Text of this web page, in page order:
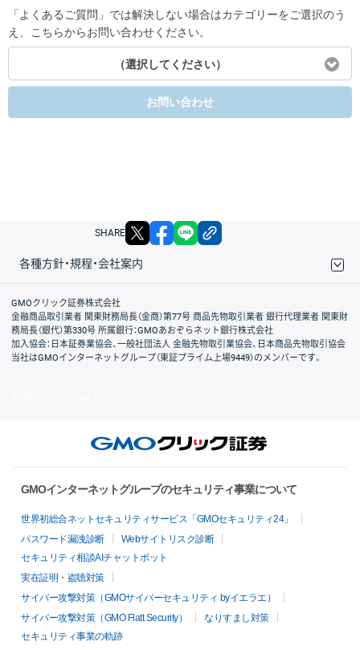
「よくあるご質問」では解決しない場合はカテゴリーをご選択のう
え、こちらからお問い合わせください。
（選択してください）
お問い合わせ
SHARE X facebook
各種方針・規程・会社案内
取引規程・約款
サイトマップ
その他のご案内
個人情報保護方針
最良執行方針
サイトのご利用について
ディスクレイマー
信託保全
リスク説明
会社案内
GMOクリック証券株式会社
金融商品取引業者 関東財務局長（金商）第77号 商品先物取引業者 銀行代理業者 関東財
務局長（銀代）第330号 所属銀行：GMOあおぞらネット銀行株式会社
加入協会：日本証券業協会、一般社団法人 金融先物取引業協会、日本商品先物取引協会
当社はGMOインターネットグループ（東証プライム上場9449）のメンバーです。
GMOインターネットグループのセキュリティ事業について
世界初総合ネットセキュリティサービス「GMOセキュリティ24」
パスワード漏洩診断
Webサイトリスク診断
セキュリティ相談AIチャットボット
実在証明・盗聴対策
サイバー攻撃対策（GMOサイバーセキュリティ byイエラエ）
サイバー攻撃対策（GMO Flatt Security）
なりすまし対策
セキュリティ事業の軌跡